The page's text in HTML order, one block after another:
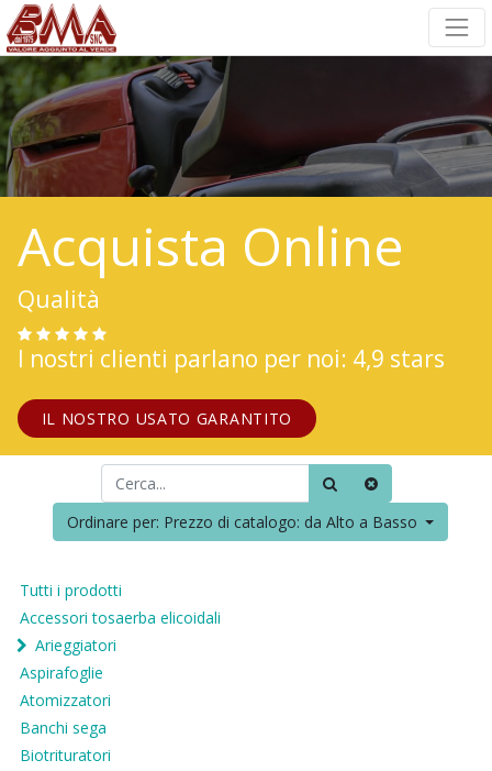
Acquista Online
Qualità
I nostri clienti parlano per noi: 4,9 stars
IL NOSTRO USATO GARANTITO
Ordinare per: Prezzo di catalogo: da Alto a Basso
Tutti i prodotti
Accessori tosaerba elicoidali
Arieggiatori
Aspirafoglie
Atomizzatori
Banchi sega
Biotrituratori